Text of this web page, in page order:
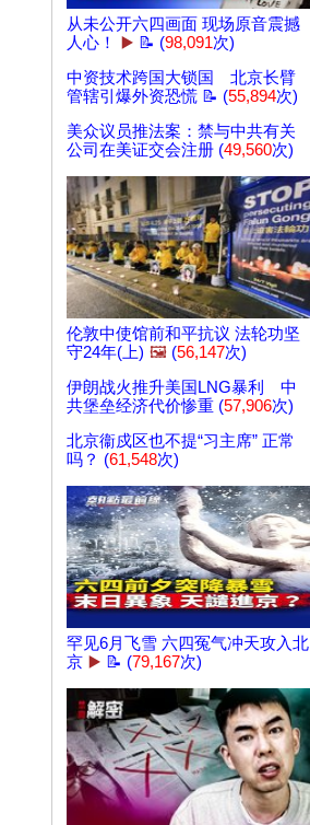
从未公开六四画面 现场原音震撼
人心！
▶️ 📝 (98,091次)
中资技术跨国大锁国 北京长臂
管辖引爆外资恐慌 📝 (55,894次)
美众议员推法案：禁与中共有关
公司在美证交会注册 (49,560次)
伦敦中使馆前和平抗议 法轮功坚
守24年(上) 🖼️ (56,147次)
伊朗战火推升美国LNG暴利 中
共堡垒经济代价惨重 (57,906次)
北京衞戍区也不提“习主席” 正常
吗？ (61,548次)
罕见6月飞雪 六四冤气冲天攻入北
京 ▶️ 📝 (79,167次)